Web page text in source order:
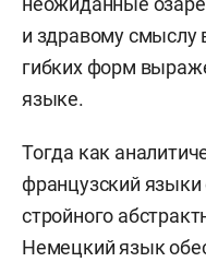
и здравому смыслу
гибких форм
языке.
Тогда как
французский языки
стройного
Немецкий язык